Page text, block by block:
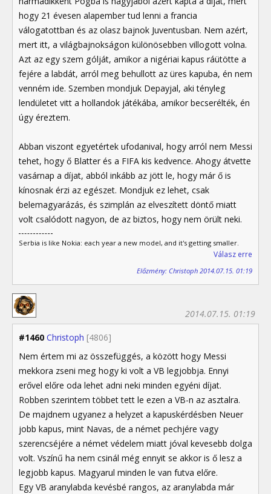
hogy 21 évesen alapember tud lenni a francia
válogatottban és az olasz bajnok Juventusban. Nem azért,
mert itt, a világbajnokságon különösebben villogott volna.
Azt az egy szem gólját, amikor a nigériai kapus ráütötte a
fejére a labdát, arról meg behullott az üres kapuba, én nem
venném ide. Szemben mondjuk Depayjal, aki tényleg
lendületet vitt a hollandok játékába, amikor becserélték, én
úgy éreztem.
Abban viszont egyetértek ufodanival, hogy arról nem Messi
tehet, hogy ő Blatter és a FIFA kis kedvence. Ahogy átvette
vasárnap a díjat, abból inkább az jött le, hogy már ő is
kínosnak érzi az egészet. Mondjuk ez lehet, csak
belemagyarázás, és szimplán az elveszített döntő miatt
volt csalódott nagyon, de az biztos, hogy nem örült neki.
Serbia is like Nokia: each year a new model, and it's getting smaller.
Válasz erre
Előzmény: Christoph 2014.07.15. 01:19
#1460 Christoph [4806]
2014.07.15. 01:19
Nem értem mi az összefüggés, a között hogy Messi
mekkora zseni meg hogy ki volt a VB legjobbja. Ennyi
erővel előre oda lehet adni neki minden egyéni díjat.
Robben szerintem többet tett le ezen a VB-n az asztalra.
De majdnem ugyanez a helyzet a kapuskérdésben Neuer
jobb kapus, mint Navas, de a német pechjére vagy
szerencséjére a német védelem miatt jóval kevesebb dolga
volt. Vszínű ha nem csinál még ennyit se akkor is ő lesz a
legjobb kapus. Magyarul minden le van futva előre.
Egy VB aranylabda kevésbé rangos, az aranylabda már